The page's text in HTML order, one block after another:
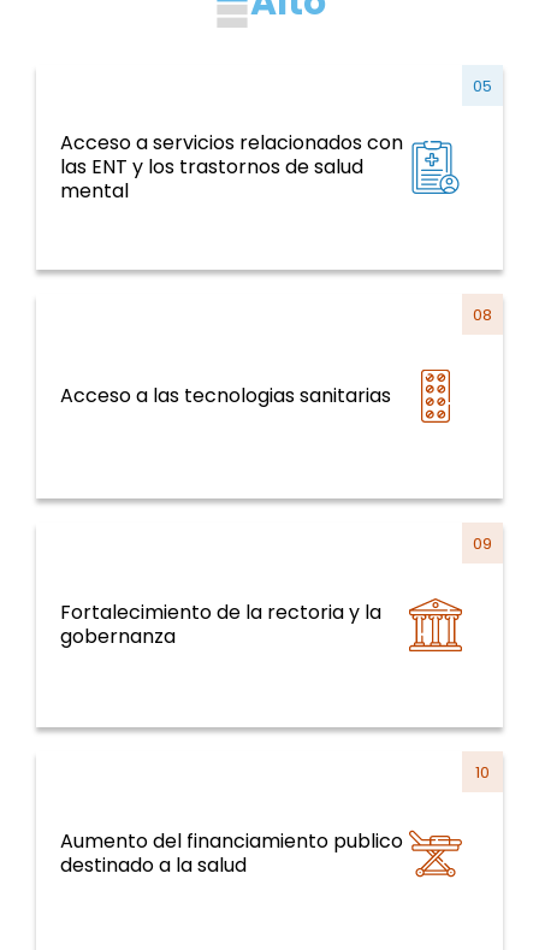
Acceso a servicios relacionados con
las ENT y los trastornos de salud
mental
05
ENT y factores de riesgo, salud mental,
violencia y traumatismo
Acceso a las tecnologias sanitarias
08
Sistemas y servicios de salud y curso de la
vida
Fortalecimiento de la rectoria y la
gobernanza
09
Sistemas y servicios de salud y curso de la
Aumento del financiamiento publico
destinado a la salud
10
Sistemas y servicios de salud y curso de la
vida